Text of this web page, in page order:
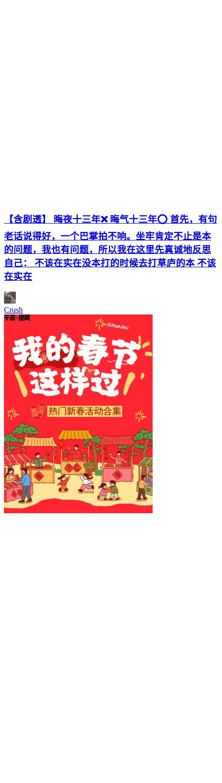
【含剧透】 晦夜十三年❌ 晦气十三年⭕ 首先，有句
老话说得好，一个巴掌拍不响。坐牢肯定不止是本
的问题，我也有问题，所以我在这里先真诚地反思
自己： 不该在实在没本打的时候去打草庐的本 不该
在实在
Crush